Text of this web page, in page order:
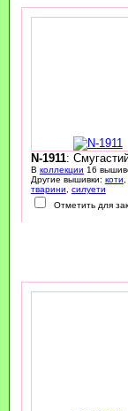
N-1911: Смугастий
В коллекции 16
Другие вышивки: коти,
тварини, силуети
Отметить для